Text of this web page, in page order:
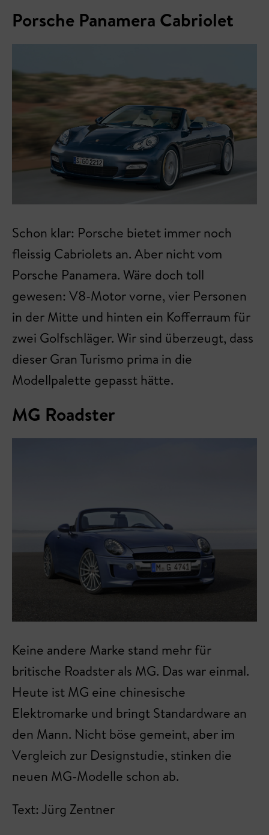
Porsche Panamera Cabriolet
Schon klar: Porsche bietet immer noch
fleissig Cabriolets an. Aber nicht vom
Porsche Panamera. Wäre doch toll
gewesen: V8-Motor vorne, vier Personen
in der Mitte und hinten ein Kofferraum für
zwei Golfschläger. Wir sind überzeugt, dass
dieser Gran Turismo prima in die
Modellpalette gepasst hätte.
MG Roadster
Keine andere Marke stand mehr für
britische Roadster als MG. Das war einmal.
Heute ist MG eine chinesische
Elektromarke und bringt Standardware an
den Mann. Nicht böse gemeint, aber im
Vergleich zur Designstudie, stinken die
neuen MG-Modelle schon ab.
Text: Jürg Zentner